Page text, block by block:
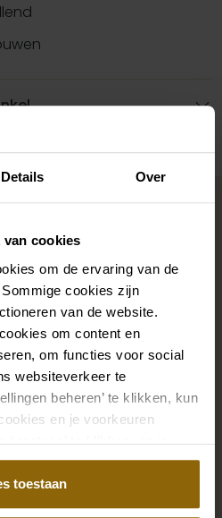
Details Over
cookies
om de ervaring van de
cookies zijn
van de website.
om content en
om functies voor social
websiteverkeer te
beheren’ te klikken, kun
en je voorkeuren
toestaan’ te klikken, ga je
alle cookies.
toestaan
voor onder je trouwjurk,
en oorbellen die
of een prachtige sluier,
je bruidskapsel: jouw
accessoires. Met
met accessoires voor
je de perfecte match met